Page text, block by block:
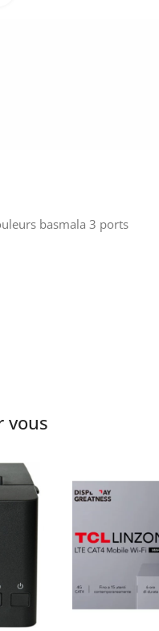
basmala 3 ports
vous